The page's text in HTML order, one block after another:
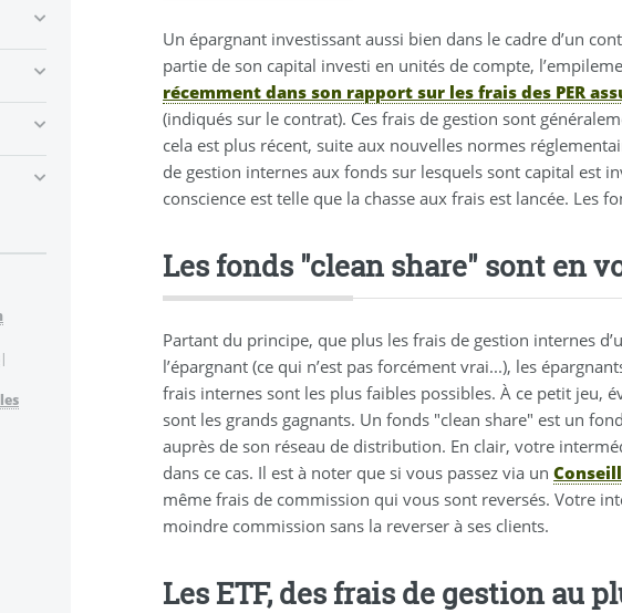
Un épargnant investissant aussi bien dans le cadre d’un
partie de son capital investi en unités de compte,
récemment dans son rapport sur les frais des PER
(indiqués sur le contrat). Ces frais de gestion sont
cela est plus récent, suite aux nouvelles normes
de gestion internes aux fonds sur lesquels sont capital est
conscience est telle que la chasse aux frais est lancée. Les
Les fonds "clean share" sont en
Partant du principe, que plus les frais de gestion internes
l’épargnant (ce qui n’est pas forcément vrai...), les
frais internes sont les plus faibles possibles. À ce petit jeu,
sont les grands gagnants. Un fonds "clean share" est un
auprès de son réseau de distribution. En clair, votre
dans ce cas. Il est à noter que si vous passez via un
même frais de commission qui vous sont reversés. Votre
moindre commission sans la reverser à ses clients.
Les ETF, des frais de gestion au
|